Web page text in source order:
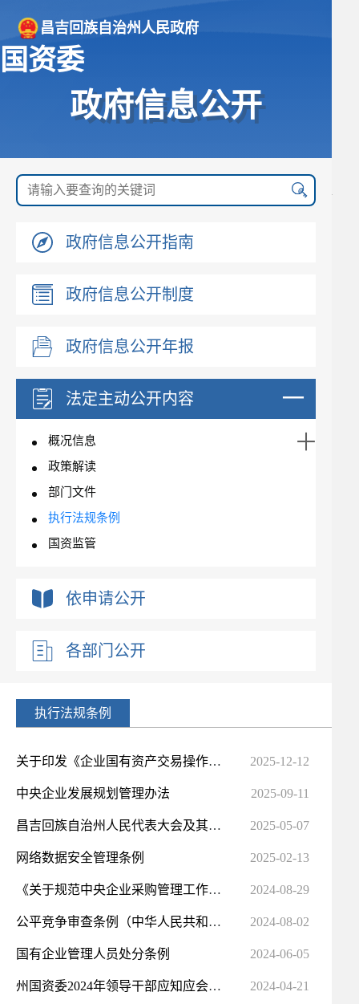
昌吉回族自治州人民政府
国资委
政府信息公开
政府信息公开指南
政府信息公开制度
政府信息公开年报
法定主动公开内容
概况信息
政策解读
部门文件
执行法规条例
国资监管
依申请公开
各部门公开
执行法规条例
关于印发《企业国有资产交易操作规则》的通知 2025-12-12
中央企业发展规划管理办法 2025-09-11
昌吉回族自治州人民代表大会及其常务委员会立法条例 2025-05-07
网络数据安全管理条例 2025-02-13
《关于规范中央企业采购管理工作的指导意见》有关说明 2024-08-29
公平竞争审查条例（中华人民共和国国务院令 第783号） 2024-08-02
国有企业管理人员处分条例 2024-06-05
州国资委2024年领导干部应知应会法律法规清单 2024-04-21